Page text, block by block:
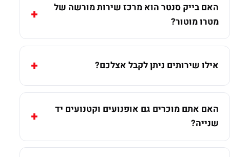
האם בייק סנטר הוא מרכז שירות מורשה של
מטרו מוטור?
אילו שירותים ניתן לקבל אצלכם?
האם אתם מוכרים גם אופנועים וקטנועים יד
שנייה?